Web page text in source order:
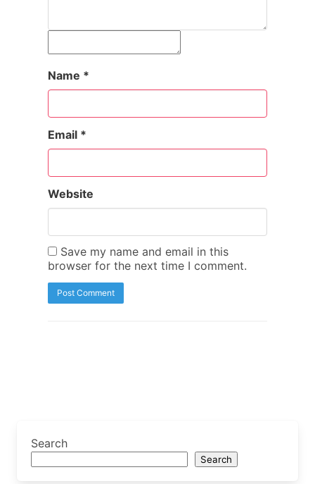
Name *
Email *
Website
Save my name and email in this
browser for the next time I comment.
Search
Search